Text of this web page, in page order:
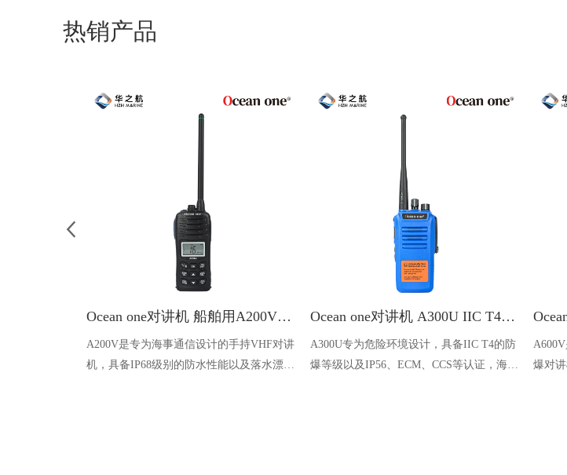
热销产品
Ocean one对讲机 船舶用A200V漂浮式手持防水对讲机
A200V是专为海事通信设计的手持VHF对讲
机，具备IP68级别的防水性能以及落水漂浮
Ocean one对讲机 A300U IIC T4氢气防爆对讲机 船舶消防本质安全无线电
A300U专为危险环境设计，具备IIC T4的防
爆等级以及IP56、ECM、CCS等认证，海上
爆对